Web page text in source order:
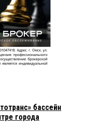
бассейн
города